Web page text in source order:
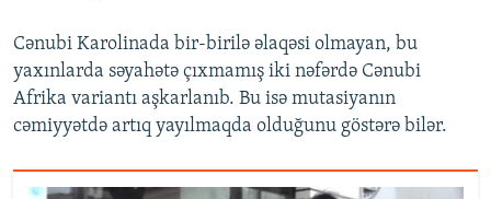
Cənubi Karolinada bir-birilə əlaqəsi olmayan, bu
yaxınlarda səyahətə çıxmamış iki nəfərdə Cənubi
Afrika variantı aşkarlanıb. Bu isə mutasiyanın
cəmiyyətdə artıq yayılmaqda olduğunu göstərə bilər.